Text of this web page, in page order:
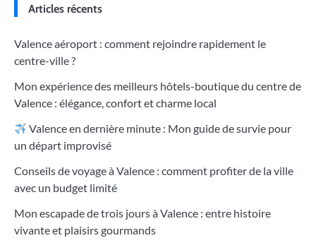
Articles récents
Valence aéroport : comment rejoindre rapidement le
centre-ville ?
Mon expérience des meilleurs hôtels-boutique du centre de
Valence : élégance, confort et charme local
Valence en dernière minute : Mon guide de survie pour
un départ improvisé
Conseils de voyage à Valence : comment profiter de la ville
avec un budget limité
Mon escapade de trois jours à Valence : entre histoire
vivante et plaisirs gourmands